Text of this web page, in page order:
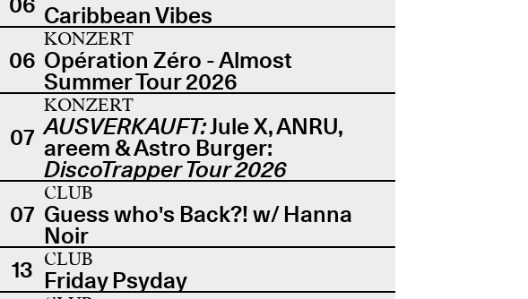
Caribbean Vibes
06
KONZERT
Opération Zéro - Almost
Summer Tour 2026
07
KONZERT
AUSVERKAUFT:Jule X, ANRU,
areem & Astro Burger:
DiscoTrapper Tour 2026
07
CLUB
Guess who's Back?! w/ Hanna
Noir
13 CLUB
Friday Psyday